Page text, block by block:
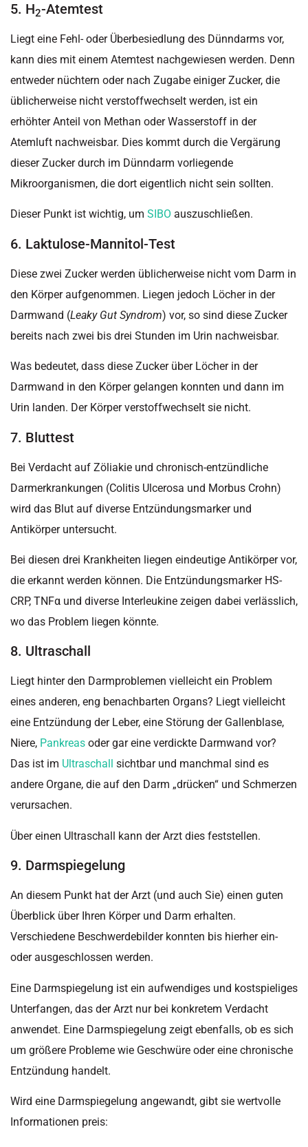
5. H2-Atemtest
Liegt eine Fehl- oder Überbesiedlung des Dünndarms vor,
kann dies mit einem Atemtest nachgewiesen werden. Denn
entweder nüchtern oder nach Zugabe einiger Zucker, die
üblicherweise nicht verstoffwechselt werden, ist ein
erhöhter Anteil von Methan oder Wasserstoff in der
Atemluft nachweisbar. Dies kommt durch die Vergärung
dieser Zucker durch im Dünndarm vorliegende
Mikroorganismen, die dort eigentlich nicht sein sollten.
Dieser Punkt ist wichtig, um SIBO auszuschließen.
6. Laktulose-Mannitol-Test
Diese zwei Zucker werden üblicherweise nicht vom Darm in
den Körper aufgenommen. Liegen jedoch Löcher in der
Darmwand (Leaky Gut Syndrom) vor, so sind diese Zucker
bereits nach zwei bis drei Stunden im Urin nachweisbar.
Was bedeutet, dass diese Zucker über Löcher in der
Darmwand in den Körper gelangen konnten und dann im
Urin landen. Der Körper verstoffwechselt sie nicht.
7. Bluttest
Bei Verdacht auf Zöliakie und chronisch-entzündliche
Darmerkrankungen (Colitis Ulcerosa und Morbus Crohn)
wird das Blut auf diverse Entzündungsmarker und
Antikörper untersucht.
Bei diesen drei Krankheiten liegen eindeutige Antikörper vor,
die erkannt werden können. Die Entzündungsmarker HS-
CRP, TNFα und diverse Interleukine zeigen dabei verlässlich,
wo das Problem liegen könnte.
8. Ultraschall
Liegt hinter den Darmproblemen vielleicht ein Problem
eines anderen, eng benachbarten Organs? Liegt vielleicht
eine Entzündung der Leber, eine Störung der Gallenblase,
Niere, Pankreas oder gar eine verdickte Darmwand vor?
Das ist im Ultraschall
sichtbar und manchmal sind es
andere Organe, die auf den Darm „drücken“ und Schmerzen
verursachen.
Über einen Ultraschall kann der Arzt dies feststellen.
9. Darmspiegelung
An diesem Punkt hat der Arzt (und auch Sie) einen guten
Überblick über Ihren Körper und Darm erhalten.
Verschiedene Beschwerdebilder konnten bis hierher ein-
oder ausgeschlossen werden.
Eine Darmspiegelung ist ein aufwendiges und kostspieliges
Unterfangen, das der Arzt nur bei konkretem Verdacht
anwendet. Eine Darmspiegelung zeigt ebenfalls, ob es sich
um größere Probleme wie Geschwüre oder eine chronische
Entzündung handelt.
Wird eine Darmspiegelung angewandt, gibt sie wertvolle
Informationen preis: